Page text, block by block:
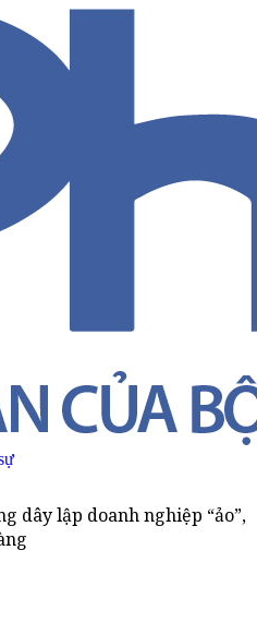
dây lập doanh nghiệp “ảo”,